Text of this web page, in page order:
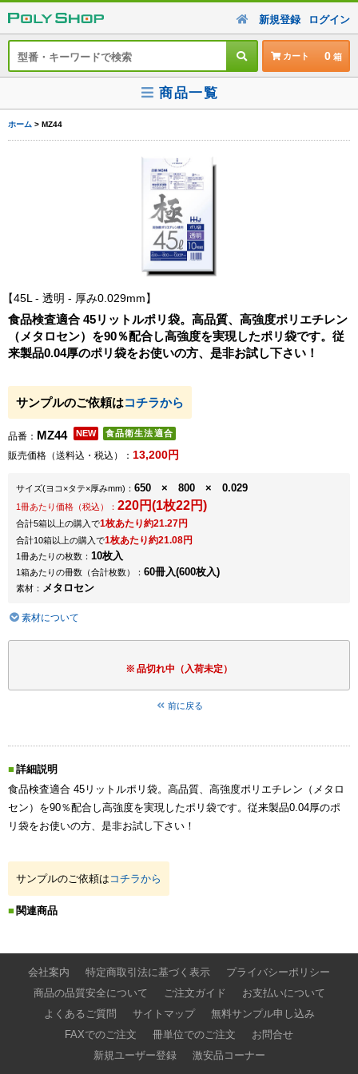
新規登録 ログイン
カート 0
商品一覧
ホーム > MZ44
45L - 透明 - 厚み0.029mm
食品検査適合 45リットルポリ袋。高品質、高強度ポリエチレン
（メタロセン）を90％配合し高強度を実現したポリ袋です。従
来製品0.04厚のポリ袋をお使いの方、是非お試し下さい！
サンプルのご依頼はコチラから
品番： MZ44
販売価格（送料込・税込）： 13,200円
サイズ(ヨコ×タテ×厚みmm) ： 650 × 800 × 0.029
1冊あたり価格（税込）： 220円(1枚22円)
合計5箱以上の購入で1枚あたり約21.27円
合計10箱以上の購入で1枚あたり約21.08円
1冊あたりの枚数： 10枚入
1箱あたりの冊数（合計枚数）： 60冊入(600枚入)
素材： メタロセン
素材について
品切れ中（入荷未定）
前に戻る
詳細説明
食品検査適合 45リットルポリ袋。高品質、高強度ポリエチレン（メタロ
セン）を90％配合し高強度を実現したポリ袋です。従来製品0.04厚のポ
リ袋をお使いの方、是非お試し下さい！
サンプルのご依頼は コチラから
関連商品
会社案内 特定商取引法に基づく表示
プライバシーポリシー
商品の品質安全について
ご注文ガイド
お支払いについて
よくあるご質問
サイトマップ
無料サンプル申し込み
FAXでのご注文
冊単位でのご注文
お問合せ
新規ユーザー登録
激安品コーナー